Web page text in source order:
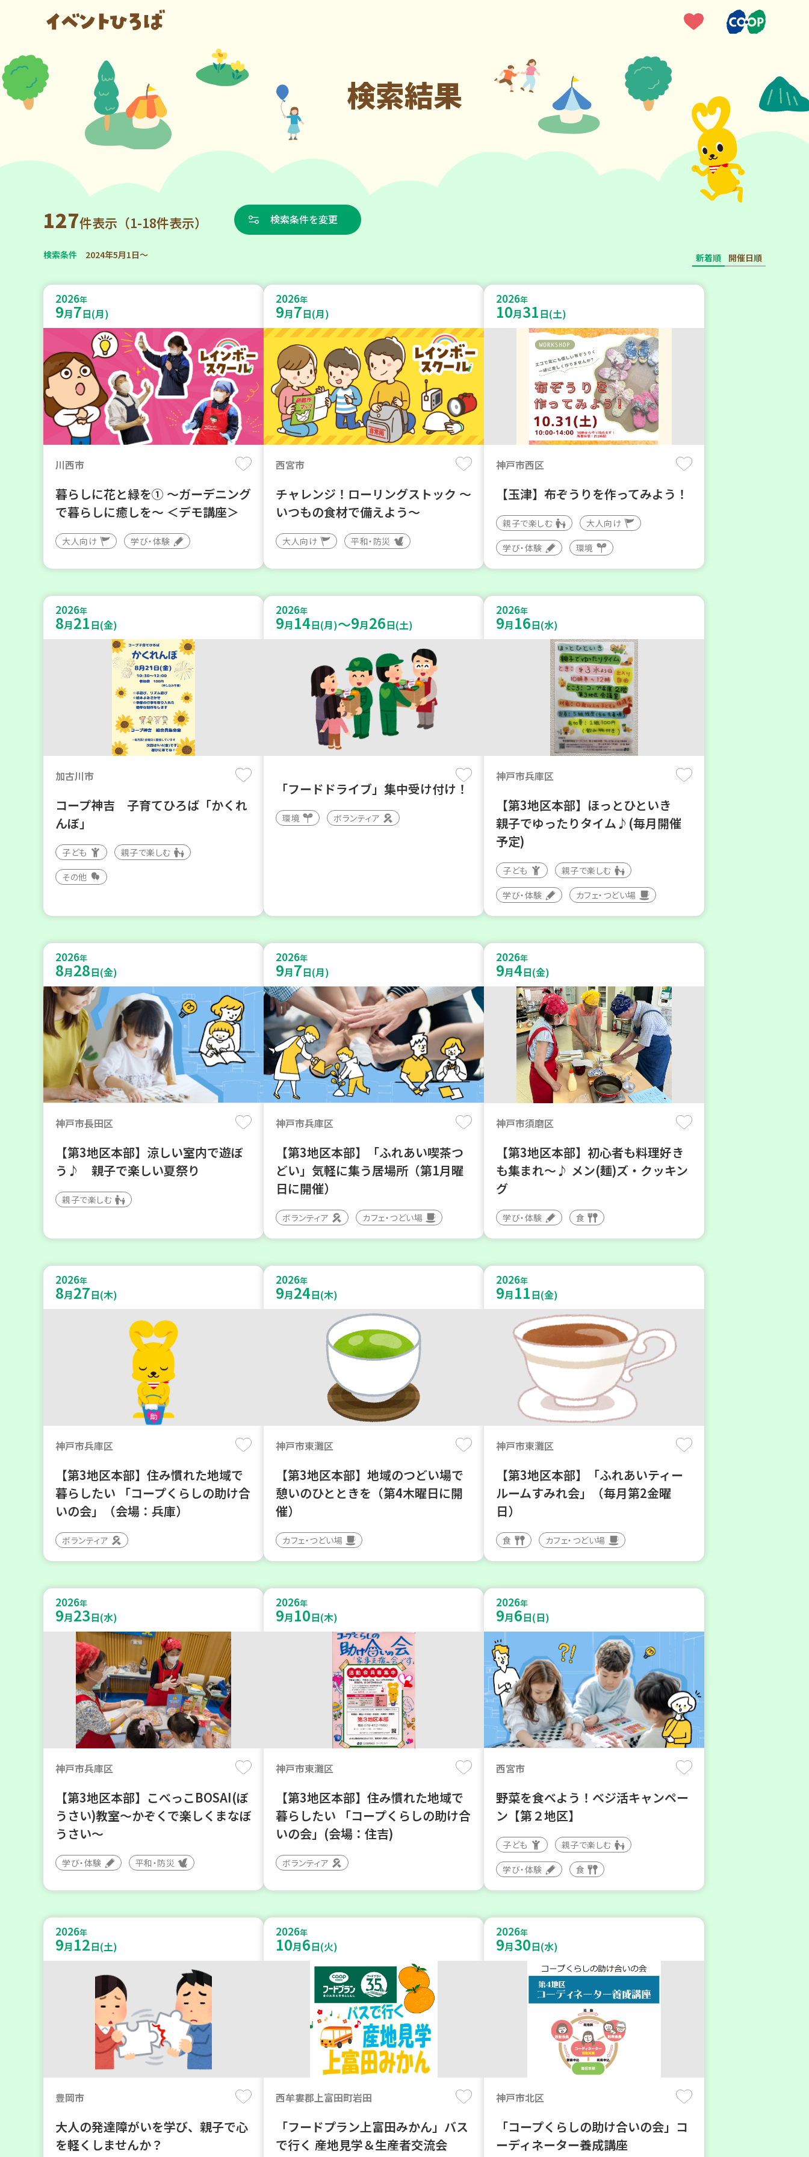
検索結果
127件表示（1-18件表示） 検索条件を変更
検索条件 2024年5月1日～ 新着順 開催日順
2026年
9月7日(月)
川西市
暮らしに花と緑を① ～ガーデニング
で暮らしに癒しを～ ＜デモ講座＞
大人向け 学び・体験
2026年
9月7日(月)
西宮市
チャレンジ！ローリングストック ～
いつもの食材で備えよう～
大人向け 平和・防災
2026年
10月31日(土)
神戸市西区
【玉津】布ぞうりを作ってみよう！
親子で楽しむ 大人向け
学び・体験 環境
2026年
8月21日(金)
加古川市
コープ神吉 子育てひろば「かくれ
んぼ」
子ども 親子で楽しむ
その他
2026年
9月 14日(月)～9月26日(土)
「フードドライブ」集中受け付け！
環境 ボランティア
2026年
9月 16日(水)
神戸市兵庫区
【第3地区本部】ほっとひといき
親子でゆったりタイム♪(毎月開催
予定)
子ども 親子で楽しむ
学び・体験 カフェ・つどい場
2026年
8月28日(金)
神戸市長田区
【第3地区本部】涼しい室内で遊ぼ
う♪ 親子で楽しい夏祭り
親子で楽しむ
2026年
9月7日(月)
神戸市兵庫区
【第3地区本部】「ふれあい喫茶つ
どい」気軽に集う居場所（第1月曜
日に開催）
ボランティア カフェ・つどい場
2026年
9月4日(金)
神戸市須磨区
【第3地区本部】初心者も料理好き
も集まれ～♪ メン(麺)ズ・クッキン
グ
学び・体験 食
2026年
8月27日(木)
神戸市兵庫区
【第3地区本部】住み慣れた地域で
暮らしたい 「コープくらしの助け合
いの会」（会場：兵庫）
ボランティア
2026年
9月24日(木)
神戸市東灘区
【第3地区本部】地域のつどい場で
憩いのひとときを（第4木曜日に開
催）
カフェ・つどい場
2026年
9月 11日(金)
神戸市東灘区
【第3地区本部】「ふれあいティー
ルームすみれ会」（毎月第2金曜
日）
食 カフェ・つどい場
2026年
9月23日(水)
神戸市兵庫区
【第3地区本部】こべっこBOSAI(ぼ
うさい)教室～かぞくで楽しくまなぼ
うさい～
学び・体験 平和・防災
2026年
9月 10日(木)
神戸市東灘区
【第3地区本部】住み慣れた地域で
暮らしたい 「コープくらしの助け合
いの会」(会場：住吉)
ボランティア
2026年
9月6日(日)
西宮市
野菜を食べよう！ベジ活キャンペー
ン【第２地区】
子ども 親子で楽しむ
学び・体験 食
2026年
9月 12日(土)
豊岡市
大人の発達障がいを学び、親子で心
を軽くしませんか？
2026年
10月6日(火)
西牟婁郡上富田町岩田
「フードプラン上富田みかん」バス
で行く 産地見学＆生産者交流会
2026年
9月30日(水)
神戸市北区
「コープくらしの助け合いの会」コ
ーディネーター養成講座